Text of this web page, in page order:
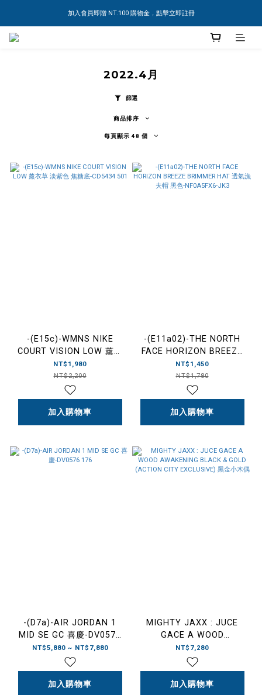
加入會員即贈 NT.100 購物金，點擊立即註冊
2022.4月
篩選
商品排序
每頁顯示 48 個
-(E15c)-WMNS NIKE
COURT VISION LOW 薰衣
草 淡紫色 焦糖底-CD5434
501
NT$1,980
NT$2,200
加入購物車
-(E11a02)-THE NORTH
FACE HORIZON BREEZE
BRIMMER HAT 透氣漁夫帽
黑色-NF0A5FX6-JK3
NT$1,450
NT$1,780
加入購物車
-(D7a)-AIR JORDAN 1
MID SE GC 喜慶-DV0576
176
NT$5,880 ~ NT$7,880
加入購物車
MIGHTY JAXX : JUCE
GACE A WOOD
AWAKENING BLACK &
GOLD (ACTION CITY
EXCLUSIVE) 黑金小木偶
NT$7,280
加入購物車